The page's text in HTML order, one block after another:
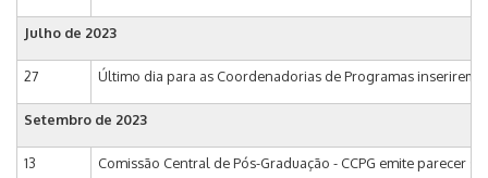
Julho de 2023
27 Último dia para as Coordenadorias de Programas inserirem
Setembro de 2023
13 Comissão Central de Pós-Graduação - CCPG emite parecer